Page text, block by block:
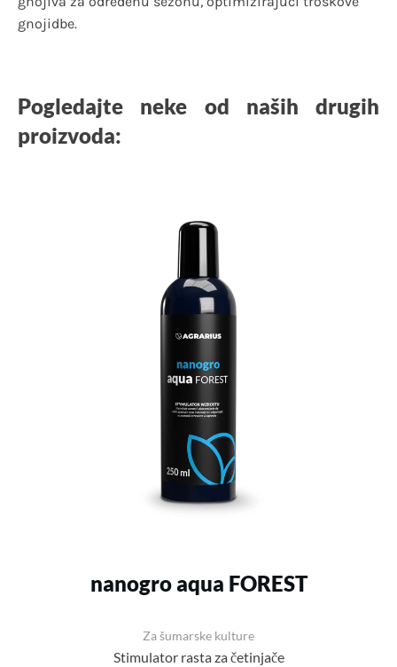
gnojidbe.
Pogledajte neke od naših drugih
proizvoda:
nanogro aqua FOREST
Za šumarske kulture
Stimulator rasta za četinjače